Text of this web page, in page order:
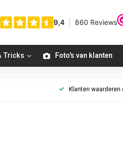
Tricks Foto's van klanten
Klanten